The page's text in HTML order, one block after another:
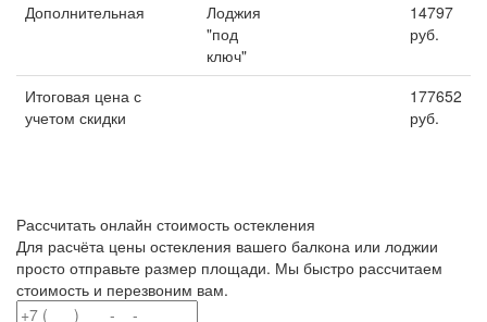
Дополнительная
Лоджия
"под
ключ"
14797
руб.
Итоговая цена с
учетом скидки
177652
руб.
Рассчитать онлайн стоимость остекления
Для расчёта цены остекления вашего балкона или лоджии
просто отправьте размер площади. Мы быстро рассчитаем
стоимость и перезвоним вам.